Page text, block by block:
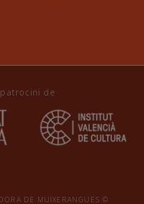
de
DE MUIXERANGUES ©